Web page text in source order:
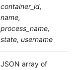
container_id,
name,
process_name,
state, username
JSON array of